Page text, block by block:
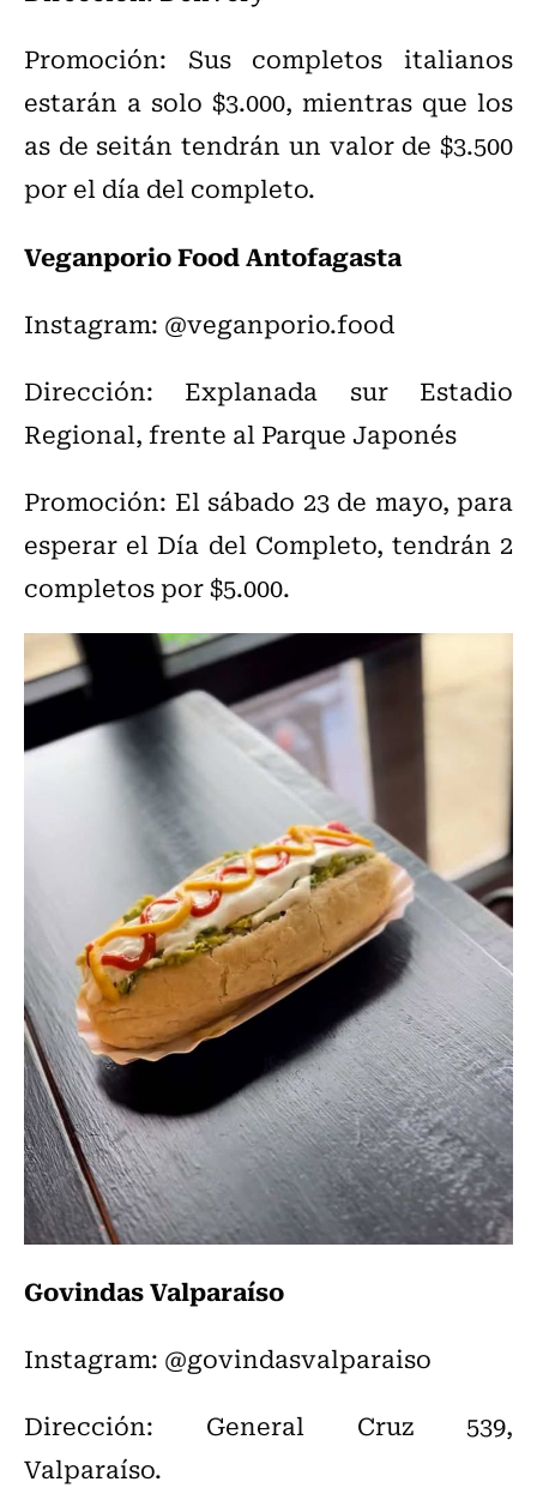
Promoción: Sus completos italianos
estarán a solo $3.000, mientras que los
as de seitán tendrán un valor de $3.500
por el día del completo.
Veganporio Food Antofagasta
Instagram: @veganporio.food
Dirección: Explanada sur Estadio
Regional, frente al Parque Japonés
Promoción: El sábado 23 de mayo, para
esperar el Día del Completo, tendrán 2
completos por $5.000.
Govindas Valparaíso
Instagram: @govindasvalparaiso
Dirección: General Cruz 539,
Valparaíso.